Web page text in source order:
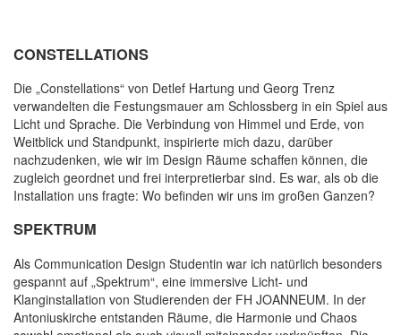
CONSTELLATIONS
Die „Constellations“ von Detlef Hartung und Georg Trenz
verwandelten die Festungsmauer am Schlossberg in ein Spiel aus
Licht und Sprache. Die Verbindung von Himmel und Erde, von
Weitblick und Standpunkt, inspirierte mich dazu, darüber
nachzudenken, wie wir im Design Räume schaffen können, die
zugleich geordnet und frei interpretierbar sind. Es war, als ob die
Installation uns fragte: Wo befinden wir uns im großen Ganzen?
SPEKTRUM
Als Communication Design Studentin war ich natürlich besonders
gespannt auf „Spektrum“, eine immersive Licht- und
Klanginstallation von Studierenden der FH JOANNEUM. In der
Antoniuskirche entstanden Räume, die Harmonie und Chaos